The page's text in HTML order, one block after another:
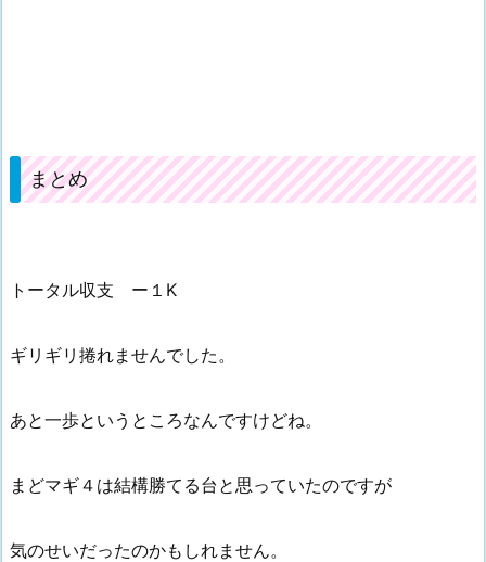
まとめ
トータル収支 ー１K
ギリギリ捲れませんでした。
あと一歩というところなんですけどね。
まどマギ４は結構勝てる台と思っていたのですが
気のせいだったのかもしれません。